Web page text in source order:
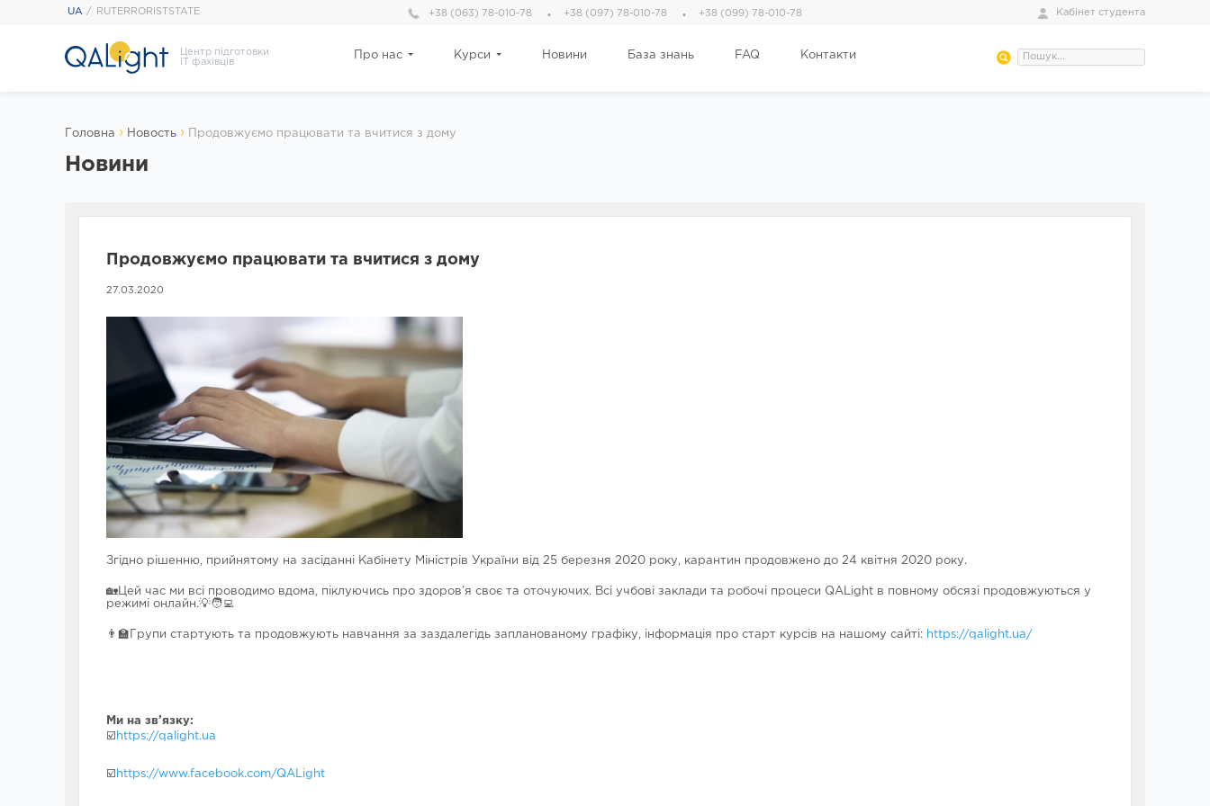
UA RUTERRORISTSTATE +38 (063) 78-010-78 +38 (097) 78-010-78 +38 (099) 78-010-78 Кабінет студента
Центр підготовки
IT фахівців
Про нас Курси Новини База знань FAQ Контакти
Головна › Новость › Продовжуємо працювати та вчитися з дому
Новини
Продовжуємо працювати та вчитися з дому
27.03.2020
Згідно рішенню, прийнятому на засіданні Кабінету Міністрів України від 25 березня 2020 року, карантин продовжено до 24 квітня 2020 року.
🏡Цей час ми всі проводимо вдома, піклуючись про здоров’я своє та оточуючих. Всі учбові заклади та робочі процеси QALight в повному обсязі продовжуються у
режимі онлайн.💡🧑‍💻
👨‍🏫Групи стартують та продовжують навчання за заздалегідь запланованому графіку, інформація про старт курсів на нашому сайті: https://qalight.ua/
Ми на зв’язку:
☑️ https://qalight.ua
☑️ https://www.facebook.com/QALight